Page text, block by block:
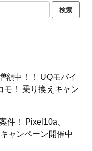
額中！！ UQモバイ
モ！ 乗り換えキャン
件！ Pixel10a、
ャンペーン開催中